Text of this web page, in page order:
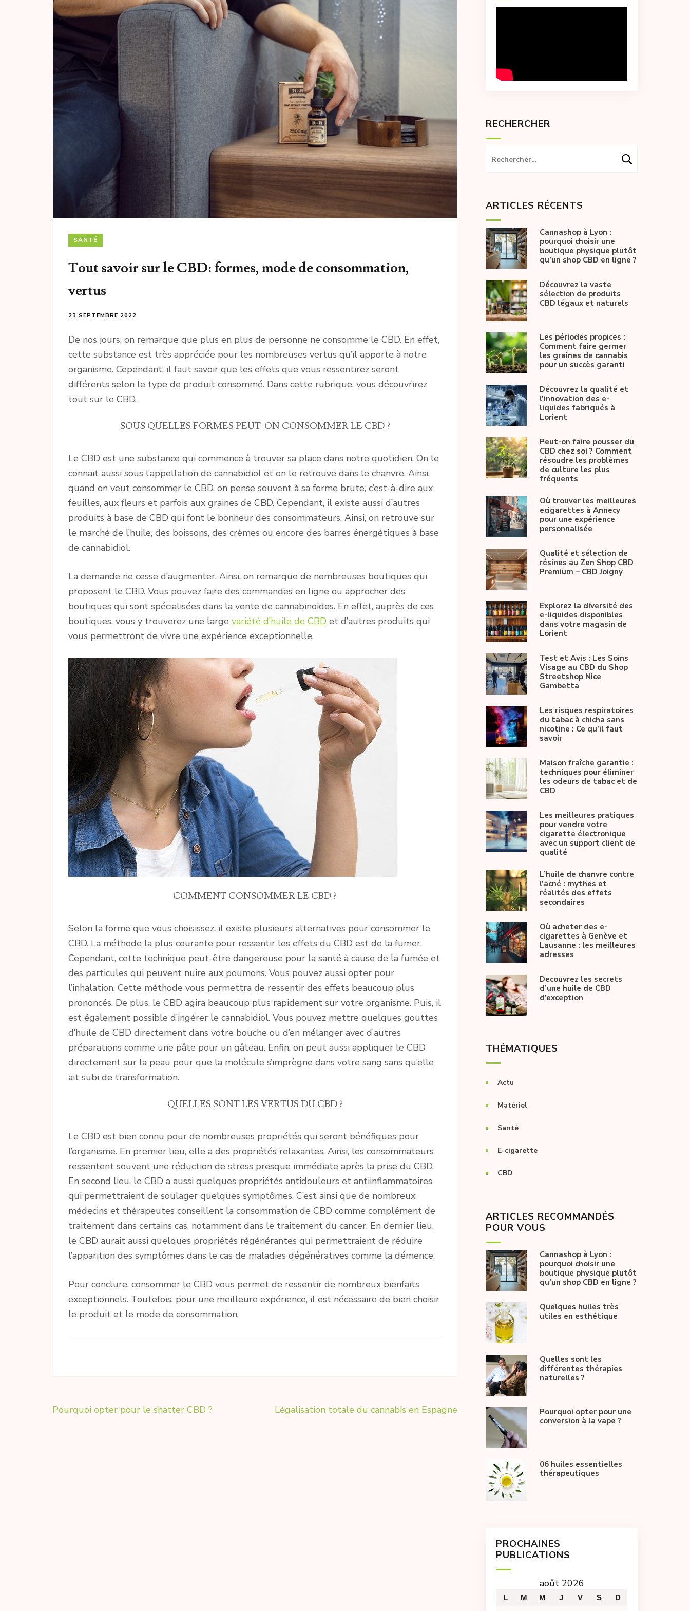
SANTÉ
Tout savoir sur le CBD: formes, mode de consommation,
vertus
23 SEPTEMBRE 2022
De nos jours, on remarque que plus en plus de personne ne consomme le CBD. En effet,
cette substance est très appréciée pour les nombreuses vertus qu’il apporte à notre
organisme. Cependant, il faut savoir que les effets que vous ressentirez seront
différents selon le type de produit consommé. Dans cette rubrique, vous découvrirez
tout sur le CBD.
SOUS QUELLES FORMES PEUT-ON CONSOMMER LE CBD ?
Le CBD est une substance qui commence à trouver sa place dans notre quotidien. On le
connait aussi sous l’appellation de cannabidiol et on le retrouve dans le chanvre. Ainsi,
quand on veut consommer le CBD, on pense souvent à sa forme brute, c’est-à-dire aux
feuilles, aux fleurs et parfois aux graines de CBD. Cependant, il existe aussi d’autres
produits à base de CBD qui font le bonheur des consommateurs. Ainsi, on retrouve sur
le marché de l’huile, des boissons, des crèmes ou encore des barres énergétiques à base
de cannabidiol.
La demande ne cesse d’augmenter. Ainsi, on remarque de nombreuses boutiques qui
proposent le CBD. Vous pouvez faire des commandes en ligne ou approcher des
boutiques qui sont spécialisées dans la vente de cannabinoïdes. En effet, auprès de ces
boutiques, vous y trouverez une large variété d’huile de CBD et d’autres produits qui
vous permettront de vivre une expérience exceptionnelle.
COMMENT CONSOMMER LE CBD ?
Selon la forme que vous choisissez, il existe plusieurs alternatives pour consommer le
CBD. La méthode la plus courante pour ressentir les effets du CBD est de la fumer.
Cependant, cette technique peut-être dangereuse pour la santé à cause de la fumée et
des particules qui peuvent nuire aux poumons. Vous pouvez aussi opter pour
l’inhalation. Cette méthode vous permettra de ressentir des effets beaucoup plus
prononcés. De plus, le CBD agira beaucoup plus rapidement sur votre organisme. Puis, il
est également possible d’ingérer le cannabidiol. Vous pouvez mettre quelques gouttes
d’huile de CBD directement dans votre bouche ou d’en mélanger avec d’autres
préparations comme une pâte pour un gâteau. Enfin, on peut aussi appliquer le CBD
directement sur la peau pour que la molécule s’imprègne dans votre sang sans qu’elle
ait subi de transformation.
QUELLES SONT LES VERTUS DU CBD ?
Le CBD est bien connu pour de nombreuses propriétés qui seront bénéfiques pour
l’organisme. En premier lieu, elle a des propriétés relaxantes. Ainsi, les consommateurs
ressentent souvent une réduction de stress presque immédiate après la prise du CBD.
En second lieu, le CBD a aussi quelques propriétés antidouleurs et antiinflammatoires
qui permettraient de soulager quelques symptômes. C’est ainsi que de nombreux
médecins et thérapeutes conseillent la consommation de CBD comme complément de
traitement dans certains cas, notamment dans le traitement du cancer. En dernier lieu,
le CBD aurait aussi quelques propriétés régénérantes qui permettraient de réduire
l’apparition des symptômes dans le cas de maladies dégénératives comme la démence.
Pour conclure, consommer le CBD vous permet de ressentir de nombreux bienfaits
exceptionnels. Toutefois, pour une meilleure expérience, il est nécessaire de bien choisir
le produit et le mode de consommation.
Navigation
Pourquoi opter pour le shatter CBD ? Légalisation totale du cannabis en Espagne
RECHERCHER
Rechercher :
ARTICLES RÉCENTS
Cannashop à Lyon :
pourquoi choisir une
boutique physique plutôt
qu’un shop CBD en ligne ?
Découvrez la vaste
sélection de produits
CBD légaux et naturels
Les périodes propices :
Comment faire germer
les graines de cannabis
pour un succès garanti
Découvrez la qualité et
l’innovation des e-
liquides fabriqués à
Lorient
Peut-on faire pousser du
CBD chez soi ? Comment
résoudre les problèmes
de culture les plus
fréquents
Où trouver les meilleures
ecigarettes à Annecy
pour une expérience
personnalisée
Qualité et sélection de
résines au Zen Shop CBD
Premium – CBD Joigny
Explorez la diversité des
e-liquides disponibles
dans votre magasin de
Lorient
Test et Avis : Les Soins
Visage au CBD du Shop
Streetshop Nice
Gambetta
Les risques respiratoires
du tabac à chicha sans
nicotine : Ce qu’il faut
savoir
Maison fraîche garantie :
techniques pour éliminer
les odeurs de tabac et de
CBD
Les meilleures pratiques
pour vendre votre
cigarette électronique
avec un support client de
qualité
L’huile de chanvre contre
l’acné : mythes et
réalités des effets
secondaires
Où acheter des e-
cigarettes à Genève et
Lausanne : les meilleures
adresses
Decouvrez les secrets
d’une huile de CBD
d’exception
THÉMATIQUES
Actu
Matériel
Santé
E-cigarette
CBD
ARTICLES RECOMMANDÉS
POUR VOUS
Cannashop à Lyon :
pourquoi choisir une
boutique physique plutôt
qu’un shop CBD en ligne ?
Quelques huiles très
utiles en esthétique
Quelles sont les
différentes thérapies
naturelles ?
Pourquoi opter pour une
conversion à la vape ?
06 huiles essentielles
thérapeutiques
PROCHAINES
PUBLICATIONS
août 2026
L M M J V S D